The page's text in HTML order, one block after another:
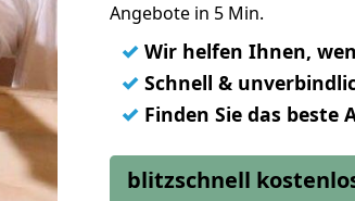
Angebote in 5 Min.
✓ Wir helfen Ihnen,
✓ Schnell &
✓ Finden Sie das beste
blitzschnell